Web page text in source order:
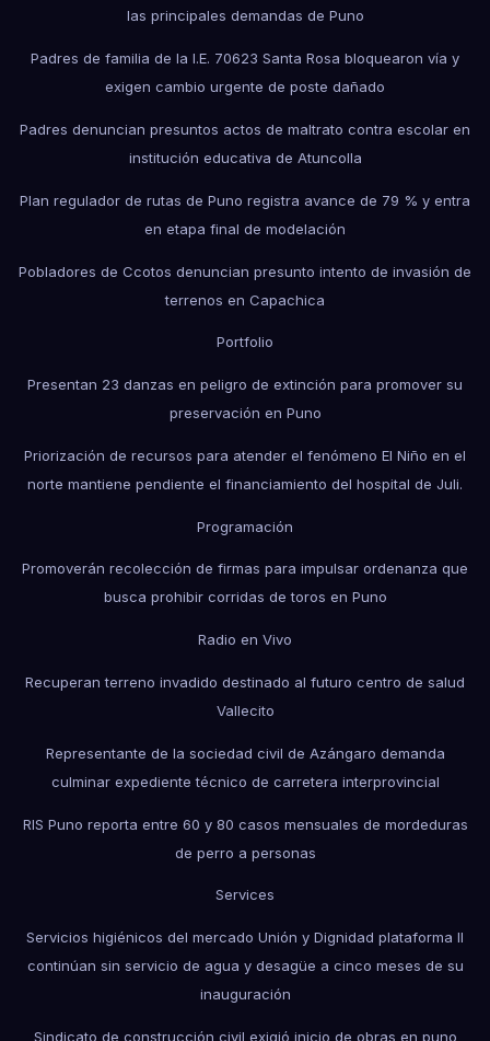
las principales demandas de Puno
Padres de familia de la I.E. 70623 Santa Rosa bloquearon vía y
exigen cambio urgente de poste dañado
Padres denuncian presuntos actos de maltrato contra escolar en
institución educativa de Atuncolla
Plan regulador de rutas de Puno registra avance de 79 % y entra
en etapa final de modelación
Pobladores de Ccotos denuncian presunto intento de invasión de
terrenos en Capachica
Portfolio
Presentan 23 danzas en peligro de extinción para promover su
preservación en Puno
Priorización de recursos para atender el fenómeno El Niño en el
norte mantiene pendiente el financiamiento del hospital de Juli.
Programación
Promoverán recolección de firmas para impulsar ordenanza que
busca prohibir corridas de toros en Puno
Radio en Vivo
Recuperan terreno invadido destinado al futuro centro de salud
Vallecito
Representante de la sociedad civil de Azángaro demanda
culminar expediente técnico de carretera interprovincial
RIS Puno reporta entre 60 y 80 casos mensuales de mordeduras
de perro a personas
Services
Servicios higiénicos del mercado Unión y Dignidad plataforma II
continúan sin servicio de agua y desagüe a cinco meses de su
inauguración
Sindicato de construcción civil exigió inicio de obras en puno